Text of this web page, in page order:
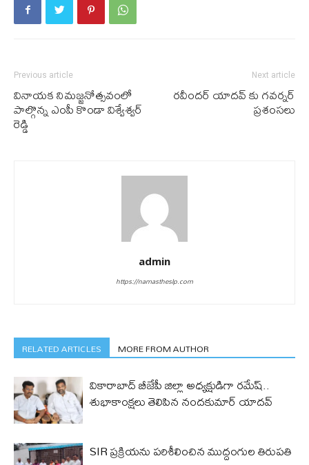
Previous article
వినాయ‌క నిమ‌జ్జ‌నోత్స‌వంలో
పాల్గొన్న ఎంపీ కొండా విశ్వేశ్వ‌ర్
రెడ్డి
Next article
రవీందర్ యాదవ్ కు గవర్నర్
ప్రశంసలు
admin
https://namastheslp.com
RELATED ARTICLES MORE FROM AUTHOR
వికారాబాద్ బీజేపీ జిల్లా అధ్యక్షుడిగా రమేష్‌..
శుభాకాంక్షలు తెలిపిన నందకుమార్ యాదవ్
SIR ప్రక్రియను పరిశీలించిన ముద్దంగుల తిరుపతి